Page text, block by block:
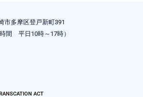
市多摩区登戸新町391
間 平日10時～17時）
ACT